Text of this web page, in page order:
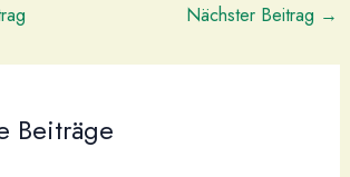
Nächster Beitrag →
Beiträge